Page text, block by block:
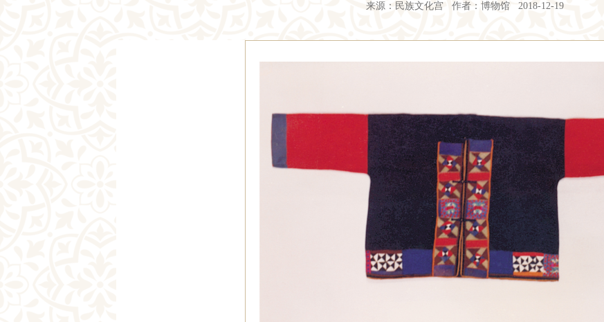
来源：民族文化宫 作者：博物馆 2018-12-19